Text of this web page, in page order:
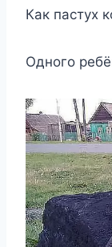
Как пастух
Одного